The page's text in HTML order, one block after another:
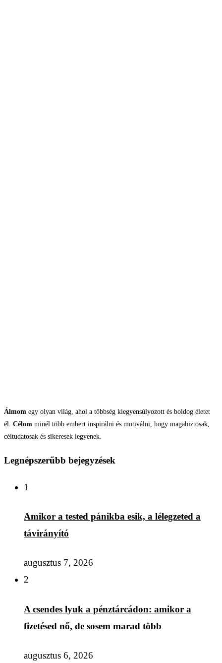
Álmom egy olyan világ, ahol a többség kiegyensúlyozott és boldog életet
él. Célom minél több embert inspirálni és motiválni, hogy magabiztosak,
céltudatosak és sikeresek legyenek.
Legnépszerűbb bejegyzések
1
Amikor a tested pánikba esik, a lélegzeted a
távirányító
augusztus 7, 2026
2
A csendes lyuk a pénztárcádon: amikor a
fizetésed nő, de sosem marad több
augusztus 6, 2026